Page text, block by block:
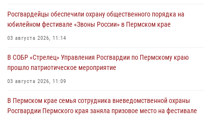
Росгвардейцы обеспечили охрану общественного порядка на
юбилейном фестивале «Звоны России» в Пермском крае
03 августа 2026, 11:14
В СОБР «Стрелец» Управления Росгвардии по Пермскому краю
прошло патриотическое мероприятие
03 августа 2026, 11:09
В Пермском крае семья сотрудника вневедомственной охраны
Росгвардии Пермского края заняла призовое место на фестивале